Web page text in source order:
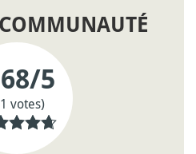
/5
votes)